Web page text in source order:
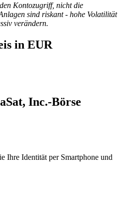
Kontozugriff, nicht die
sind riskant - hohe Volatilität
verändern.
in EUR
Inc.-Börse
Ihre Identität per Smartphone und